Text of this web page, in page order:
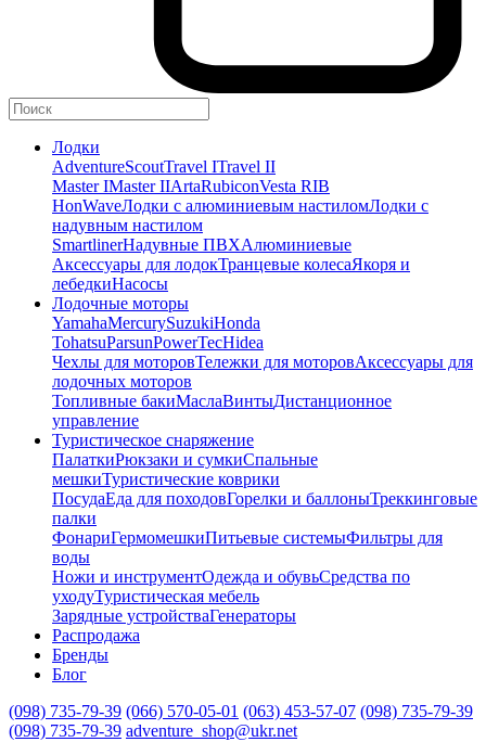
Лодки
AdventureScoutTravel ITravel II
Master IMaster IIArtaRubiconVesta RIB
HonWaveЛодки с алюминиевым настиломЛодки с
надувным настилом
SmartlinerНадувные ПВХАлюминиевые
Аксессуары для лодокТранцевые колесаЯкоря и
лебедкиНасосы
Лодочные моторы
YamahaMercurySuzukiHonda
TohatsuParsunPowerTecHidea
Чехлы для моторовТележки для моторовАксессуары для
лодочных моторов
Топливные бакиМаслаВинтыДистанционное
управление
Туристическое снаряжение
ПалаткиРюкзаки и сумкиСпальные
мешкиТуристические коврики
ПосудаЕда для походовГорелки и баллоныТреккинговые
палки
ФонариГермомешкиПитьевые системыФильтры для
воды
Ножи и инструментОдежда и обувьСредства по
уходуТуристическая мебель
Зарядные устройстваГенераторы
Распродажа
Бренды
Блог
(098) 735-79-39 (066) 570-05-01 (063) 453-57-07 (098) 735-79-39
(098) 735-79-39 adventure_shop@ukr.net